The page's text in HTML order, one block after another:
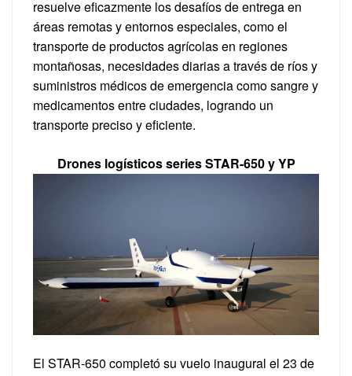
resuelve eficazmente los desafíos de entrega en
áreas remotas y entornos especiales, como el
transporte de productos agrícolas en regiones
montañosas, necesidades diarias a través de ríos y
suministros médicos de emergencia como sangre y
medicamentos entre ciudades, logrando un
transporte preciso y eficiente.
Drones logísticos series STAR-650 y YP
El STAR-650 completó su vuelo inaugural el 23 de